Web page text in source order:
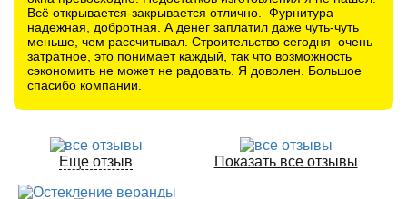
Всё открывается-закрывается отлично. Фурнитура
надежная, добротная. А денег заплатил даже чуть-чуть
меньше, чем рассчитывал. Строительство сегодня очень
затратное, это понимает каждый, так что возможность
сэкономить не может не радовать. Я доволен. Большое
спасибо компании.
Еще отзыв Показать все отзывы